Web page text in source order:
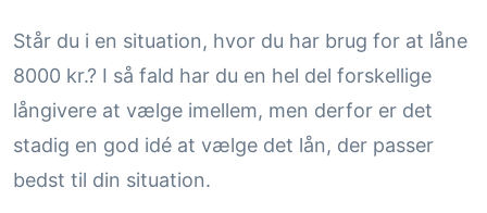
Står du i en situation, hvor du har brug for at låne
8000 kr.? I så fald har du en hel del forskellige
långivere at vælge imellem, men derfor er det
stadig en god idé at vælge det lån, der passer
bedst til din situation.